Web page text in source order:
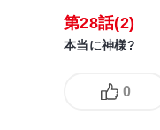
第28話(2)
本当に神様?
0